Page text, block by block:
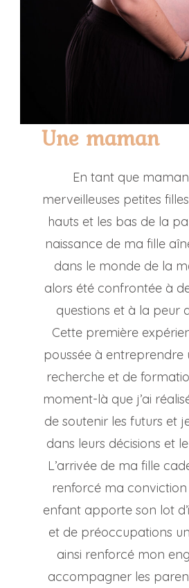
Une maman
En tant que
merveilleuses petites
hauts et les bas de la
naissance de ma fille
dans le monde de la
alors été confrontée à
questions et à la peur
Cette première
poussée à entreprendre
recherche et de
moment-là que j’ai
de soutenir les futurs et
dans leurs décisions et
L’arrivée de ma fille
renforcé ma
enfant apporte son lot
et de préoccupations
ainsi renforcé mon
accompagner les